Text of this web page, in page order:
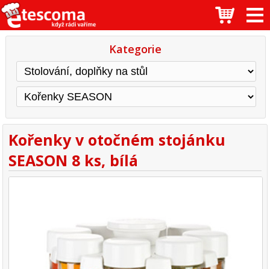
Kategorie
Kořenky v otočném stojánku
SEASON 8 ks, bílá